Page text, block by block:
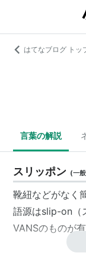
はてなブログ トッ
言葉の解説
スリッポン (一般
靴紐などがなく
語源はslip-on（
VANSのものが